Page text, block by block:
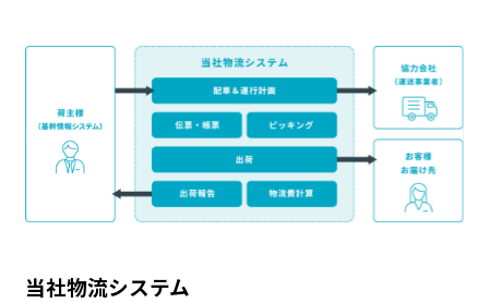
当社物流システム